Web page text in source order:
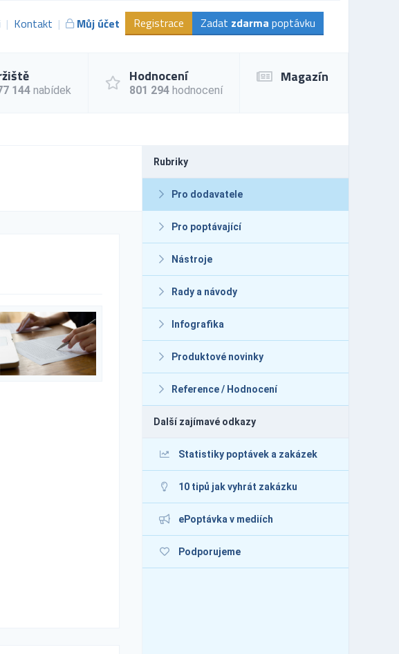
Kontakt Můj účet Registrace Zadat zdarma poptávku
144 nabídek
Hodnocení
801 294 hodnocení
Magazín
Rubriky
Pro dodavatele
Pro poptávající
Nástroje
Rady a návody
Infografika
Produktové novinky
Reference / Hodnocení
Další zajímavé odkazy
Statistiky poptávek a zakázek
10 tipů jak vyhrát zakázku
ePoptávka v mediích
Podporujeme